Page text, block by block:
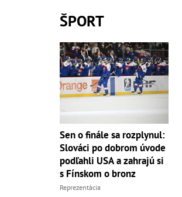
ŠPORT
Sen o finále sa rozplynul:
Slováci po dobrom úvode
podľahli USA a zahrajú si
s Fínskom o bronz
Reprezentácia